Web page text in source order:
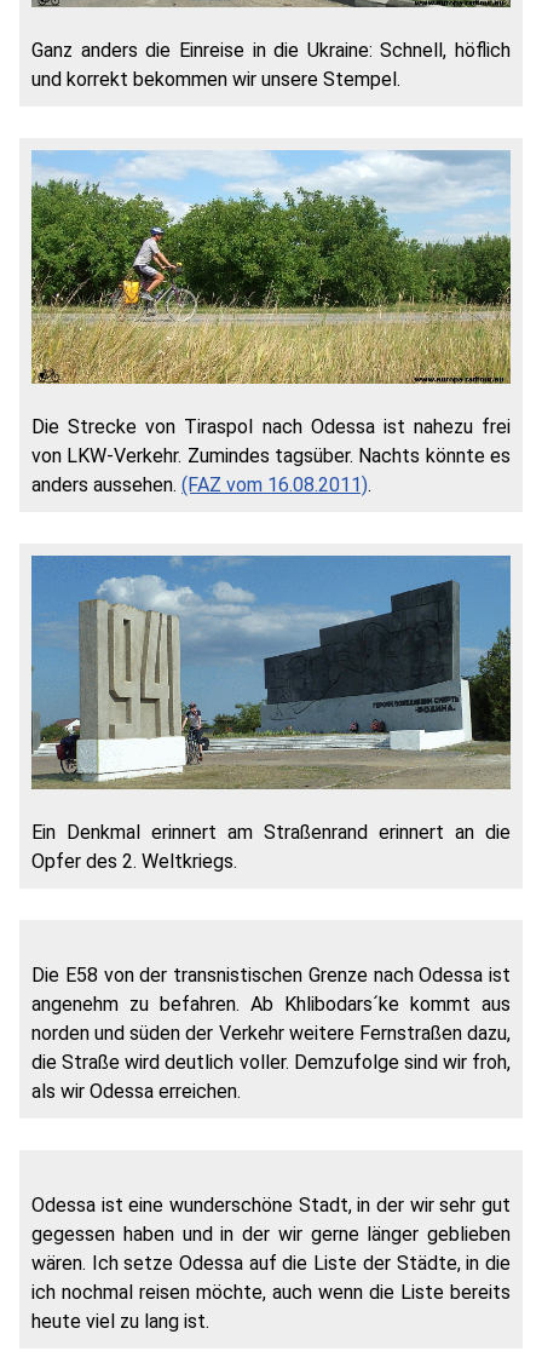
Ganz anders die Einreise in die Ukraine: Schnell, höflich
und korrekt bekommen wir unsere Stempel.
Die Strecke von Tiraspol nach Odessa ist nahezu frei
von LKW-Verkehr. Zumindes tagsüber. Nachts könnte es
anders aussehen. (FAZ vom 16.08.2011).
Ein Denkmal erinnert am Straßenrand erinnert an die
Opfer des 2. Weltkriegs.
Die E58 von der transnistischen Grenze nach Odessa ist
angenehm zu befahren. Ab Khlibodars´ke kommt aus
norden und süden der Verkehr weitere Fernstraßen dazu,
die Straße wird deutlich voller. Demzufolge sind wir froh,
als wir Odessa erreichen.
Odessa ist eine wunderschöne Stadt, in der wir sehr gut
gegessen haben und in der wir gerne länger geblieben
wären. Ich setze Odessa auf die Liste der Städte, in die
ich nochmal reisen möchte, auch wenn die Liste bereits
heute viel zu lang ist.